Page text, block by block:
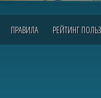
ПРАВИЛА РЕЙТИНГ